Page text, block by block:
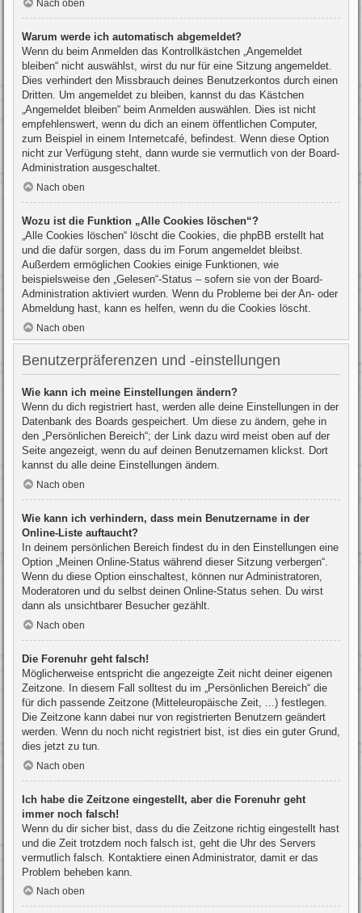
Nach oben
Warum werde ich automatisch abgemeldet?
Wenn du beim Anmelden das Kontrollkästchen „Angemeldet
bleiben“ nicht auswählst, wirst du nur für eine Sitzung angemeldet.
Dies verhindert den Missbrauch deines Benutzerkontos durch einen
Dritten. Um angemeldet zu bleiben, kannst du das Kästchen
„Angemeldet bleiben“ beim Anmelden auswählen. Dies ist nicht
empfehlenswert, wenn du dich an einem öffentlichen Computer,
zum Beispiel in einem Internetcafé, befindest. Wenn diese Option
nicht zur Verfügung steht, dann wurde sie vermutlich von der Board-
Administration ausgeschaltet.
Nach oben
Wozu ist die Funktion „Alle Cookies löschen“?
„Alle Cookies löschen“ löscht die Cookies, die phpBB erstellt hat
und die dafür sorgen, dass du im Forum angemeldet bleibst.
Außerdem ermöglichen Cookies einige Funktionen, wie
beispielsweise den „Gelesen“-Status – sofern sie von der Board-
Administration aktiviert wurden. Wenn du Probleme bei der An- oder
Abmeldung hast, kann es helfen, wenn du die Cookies löscht.
Nach oben
Benutzerpräferenzen und -einstellungen
Wie kann ich meine Einstellungen ändern?
Wenn du dich registriert hast, werden alle deine Einstellungen in der
Datenbank des Boards gespeichert. Um diese zu ändern, gehe in
den „Persönlichen Bereich“; der Link dazu wird meist oben auf der
Seite angezeigt, wenn du auf deinen Benutzernamen klickst. Dort
kannst du alle deine Einstellungen ändern.
Nach oben
Wie kann ich verhindern, dass mein Benutzername in der
Online-Liste auftaucht?
In deinem persönlichen Bereich findest du in den Einstellungen eine
Option „Meinen Online-Status während dieser Sitzung verbergen“.
Wenn du diese Option einschaltest, können nur Administratoren,
Moderatoren und du selbst deinen Online-Status sehen. Du wirst
dann als unsichtbarer Besucher gezählt.
Nach oben
Die Forenuhr geht falsch!
Möglicherweise entspricht die angezeigte Zeit nicht deiner eigenen
Zeitzone. In diesem Fall solltest du im „Persönlichen Bereich“ die
für dich passende Zeitzone (Mitteleuropäische Zeit, ...) festlegen.
Die Zeitzone kann dabei nur von registrierten Benutzern geändert
werden. Wenn du noch nicht registriert bist, ist dies ein guter Grund,
dies jetzt zu tun.
Nach oben
Ich habe die Zeitzone eingestellt, aber die Forenuhr geht
immer noch falsch!
Wenn du dir sicher bist, dass du die Zeitzone richtig eingestellt hast
und die Zeit trotzdem noch falsch ist, geht die Uhr des Servers
vermutlich falsch. Kontaktiere einen Administrator, damit er das
Problem beheben kann.
Nach oben